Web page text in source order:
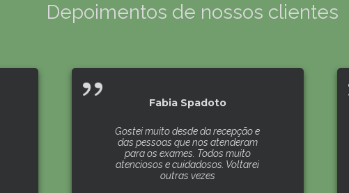
Depoimentos de nossos clientes
Fabia Spadoto
Gostei muito desde da recepção e
das pessoas que nos atenderam
para os exames. Todos muito
atenciosos e cuidadosos. Voltarei
outras vezes